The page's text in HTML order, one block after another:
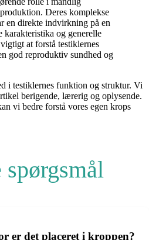
Deres komplekse
en direkte indvirkning på en
karakteristika og generelle
at forstå testiklernes
god reproduktiv sundhed og
i testiklernes funktion og struktur. Vi
berigende, lærerig og oplysende.
vi bedre forstå vores egen krops
er det placeret i kroppen?